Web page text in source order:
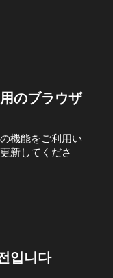
のブラウザ
機能をご利用い
新してくださ
입니다